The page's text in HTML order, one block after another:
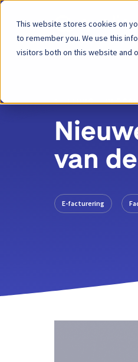
This website stores cookies on
to remember you. We use this
visitors both on this website and
TERUG
van
E-facturering